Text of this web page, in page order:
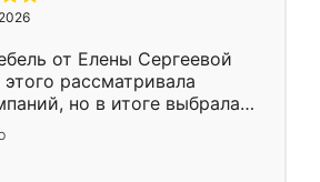
от Елены Сергеевой
рассматривала
но в итоге выбрала
условия, потом
всё спокойно объяснил
Изготовили в срок, с